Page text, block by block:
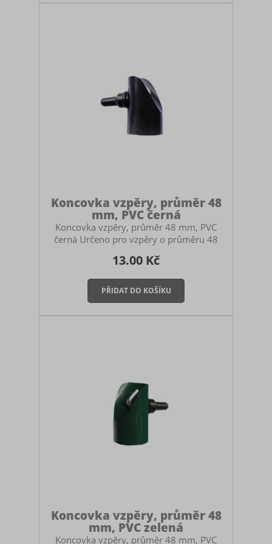
Koncovka vzpěry, průměr 48
mm, PVC černá
Koncovka vzpěry, průměr 48 mm, PVC
černá Určeno pro vzpěry o průměru 48
vzpěry na sloupek. Využití: Zajišťuje
stabilitu koncových a brankových sloupků
proti tahu pletiva. Jak na montáž: Vzpěru
montujte do 3/4 výšky sloupku. Prvně si ji
však dobře zakotvěte v zemi (do betonu
13.00 Kč
Koncovka vzpěry, průměr 48
mm, PVC zelená
Koncovka vzpěry, průměr 48 mm, PVC